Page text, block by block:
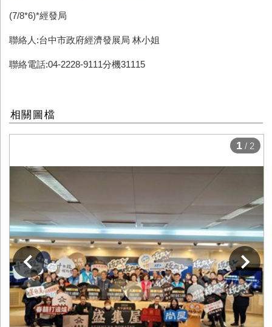
(7/8*6)*經發局
聯絡人:台中市政府經濟發展局 林小姐
聯絡電話:04-2228-9111分機31115
相關圖檔
下一張
1 / 2